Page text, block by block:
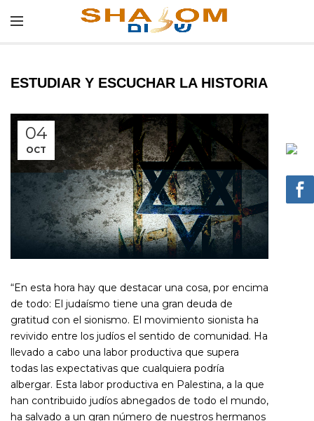
ESTUDIAR Y ESCUCHAR LA HISTORIA
04
OCT
“En esta hora hay que destacar una cosa, por encima
de todo: El judaísmo tiene una gran deuda de
gratitud con el sionismo. El movimiento sionista ha
revivido entre los judíos el sentido de comunidad. Ha
llevado a cabo una labor productiva que supera
todas las expectativas que cualquiera podría
albergar. Esta labor productiva en Palestina, a la que
han contribuido judíos abnegados de todo el mundo,
ha salvado a un gran número de nuestros hermanos